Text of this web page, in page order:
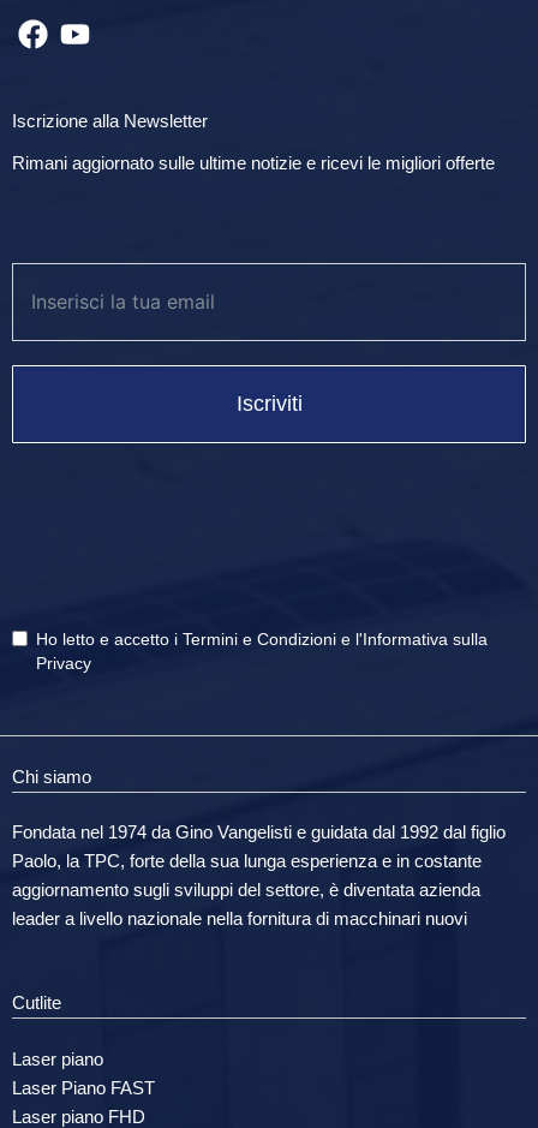
Iscrizione alla Newsletter
Rimani aggiornato sulle ultime notizie e ricevi le migliori offerte
Iscriviti
Ho letto e accetto i Termini e Condizioni e l'Informativa sulla
Privacy
Chi siamo
Fondata nel 1974 da Gino Vangelisti e guidata dal 1992 dal figlio
Paolo, la TPC, forte della sua lunga esperienza e in costante
aggiornamento sugli sviluppi del settore, è diventata azienda
leader a livello nazionale nella fornitura di macchinari nuovi
Cutlite
Laser piano
Laser Piano FAST
Laser piano FHD